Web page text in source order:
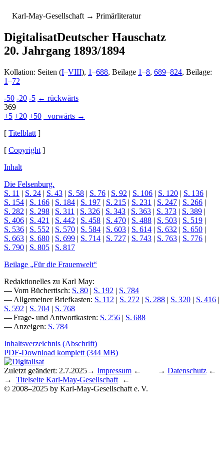
Karl-May-Gesellschaft → Primärliteratur
DigitalisatDeutscher Hauschatz
20. Jahrgang 1893/1894
Kollation: Seiten (I–VIII), 1–688, Beilage 1–8, 689–824, Beilage:
1–72
-50 -20 -5 ← rückwärts
369
+5 +20 +50
vorwärts →
[ Titelblatt ]
[ Copyright ]
Inhalt
Die Felsenburg.
S. 11 | S. 24 | S. 43 | S. 58 | S. 76 | S. 92 | S. 106 | S. 120 | S. 136 |
S. 154 | S. 166 | S. 184 | S. 197 | S. 215 | S. 231 | S. 247 | S. 266 |
S. 282 | S. 298 | S. 311 | S. 326 | S. 343 | S. 363 | S. 373 | S. 389 |
S. 406 | S. 421 | S. 442 | S. 458 | S. 470 | S. 488 | S. 503 | S. 519 |
S. 536 | S. 552 | S. 570 | S. 584 | S. 603 | S. 614 | S. 632 | S. 650 |
S. 663 | S. 680 | S. 699 | S. 714 | S. 727 | S. 743 | S. 763 | S. 776 |
S. 790 | S. 805 | S. 817
Beilage „Für die Frauenwelt“
Redaktionelles zu Karl May:
— Vom Büchertisch: S. 80 | S. 192 | S. 784
— Allgemeiner Briefkasten: S. 112 | S. 272 | S. 288 | S. 320 | S. 416 |
S. 592 | S. 704 | S. 768
— Frage- und Antwortkasten: S. 256 | S. 688
— Anzeigen: S. 784
Inhaltsverzeichnis (Abschrift)
PDF-Download komplett (344 MB)
Zuletzt geändert: 2.7.2025→ Impressum ← → Datenschutz ←
→ Titelseite Karl-May-Gesellschaft ←
© 2008–2025 by Karl-May-Gesellschaft e. V.